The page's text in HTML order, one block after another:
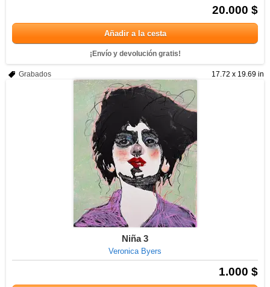
20.000 $
Añadir a la cesta
¡Envío y devolución gratis!
17.72 x 19.69 in
Grabados
Niña 3
Veronica Byers
1.000 $